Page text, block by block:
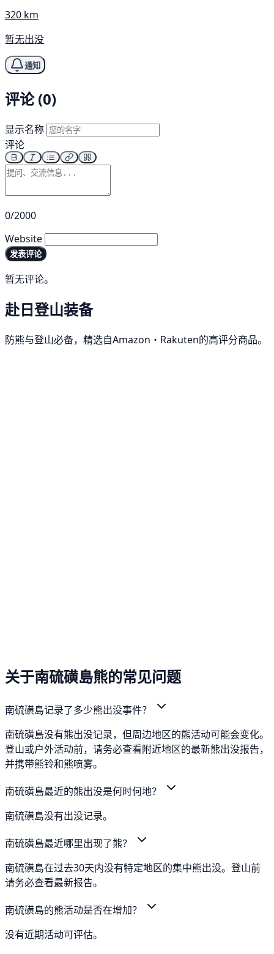
320 km
暂无出没
通知
评论 (0)
显示名称
评论
0/2000
Website
发表评论
暂无评论。
赴日登山装备
防熊与登山必备，精选自Amazon・Rakuten的高评分商品。
关于南硫磺島熊的常见问题
南硫磺島记录了多少熊出没事件？
南硫磺島没有熊出没记录，但周边地区的熊活动可能会变化。
登山或户外活动前，请务必查看附近地区的最新熊出没报告，
并携带熊铃和熊喷雾。
南硫磺島最近的熊出没是何时何地？
南硫磺島没有出没记录。
南硫磺島最近哪里出现了熊？
南硫磺島在过去30天内没有特定地区的集中熊出没。登山前
请务必查看最新报告。
南硫磺島的熊活动是否在增加？
没有近期活动可评估。